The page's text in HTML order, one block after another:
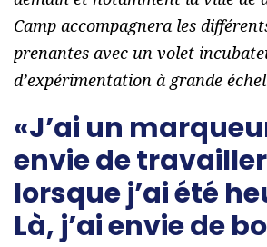
Camp accompagnera les
prenantes avec un volet
d’expérimentation à grande
«J’ai un
envie de
lorsque j’ai été
Là, j’ai envie de